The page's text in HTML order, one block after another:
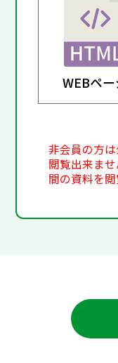
WEBペ
非会員の方
閲覧出来ま
間の資料を閲